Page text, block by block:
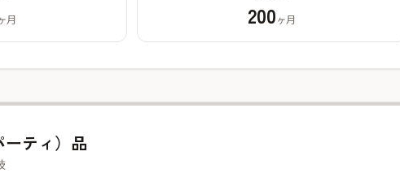
月 200ヶ月
ティ）品